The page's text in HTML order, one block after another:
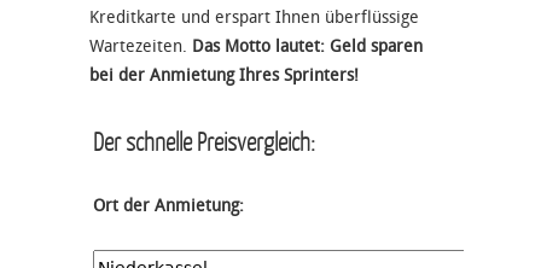
Kreditkarte und erspart Ihnen überflüssige
Wartezeiten. Das Motto lautet: Geld sparen
bei der Anmietung Ihres Sprinters!
Der schnelle Preisvergleich:
Ort der Anmietung: